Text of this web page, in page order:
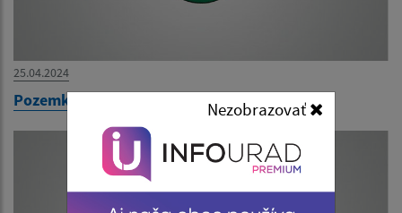
25.04.2024
Pozemkové úpravy v obci BoršaNezobrazovať